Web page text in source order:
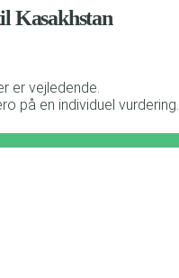
Kasakhstan
er vejledende.
på en individuel vurdering.